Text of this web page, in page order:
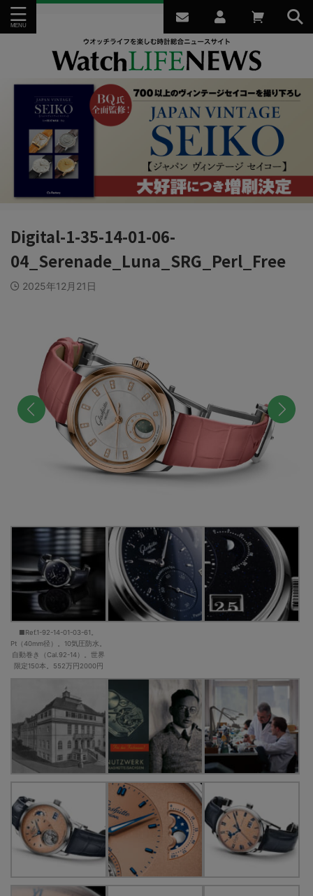
Digital-1-35-14-01-06-
04_Serenade_Luna_SRG_Perl_Free
2025年12月21日
次へ
■Ref.1-92-14-01-03-61。
Pt（40mm径）。10気圧防水。
自動巻き（Cal.92-14）。世界
限定150本。552万円2000円